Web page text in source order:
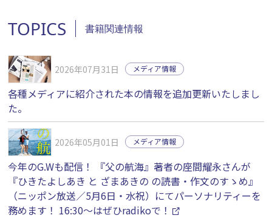
TOPICS 書籍関連情報
2026年07月31日 メディア情報
各種メディアに紹介された本の情報を追加更新いたしまし
た。
2026年05月01日 メディア情報
今年のG.Wも配信！ 『父の航海』著者の座間耀永さんが
『ひきたよしあき と ざまあきの の読書・作文のすゝめ』
（ニッポン放送／5月6日・水祝）にてパーソナリティーを
務めます！ 16:30〜はぜひradikoで！